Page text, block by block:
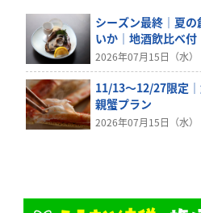
シーズン最終｜夏
いか｜地酒飲比べ付
2026年07月15日（水）
11/13～12/27限定
親蟹プラン
2026年07月15日（水）